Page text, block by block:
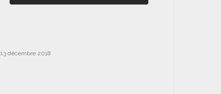
13 décembre 2018